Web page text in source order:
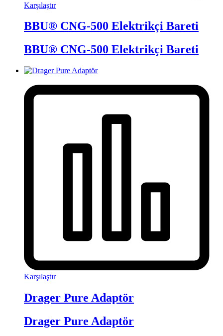
Karşılaştır
BBU® CNG-500 Elektrikçi Bareti
BBU® CNG-500 Elektrikçi Bareti
Karşılaştır
Drager Pure Adaptör
Drager Pure Adaptör